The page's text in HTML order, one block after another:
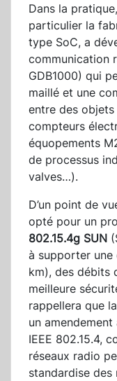
Dans la pratique,
particulier la
type SoC, a
communication
GDB1000) qui
maillé et une
entre des
compteurs
équopements
de processus
valves…).
D’un point de
opté pour un
802.15.4g SUN
à supporter
km), des débits
meilleure
rappellera que
un
IEEE 802.15.4,
réseaux radio
standardise des